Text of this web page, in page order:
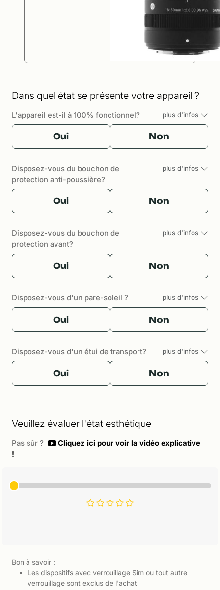
Dans quel état se présente votre appareil ?
L'appareil est-il à 100% fonctionnel? plus d'infos
Oui Non
Disposez-vous du bouchon de
protection anti-poussière?
plus d'infos
Oui Non
Disposez-vous du bouchon de
protection avant?
plus d'infos
Oui Non
Disposez-vous d'un pare-soleil ? plus d'infos
Oui Non
Disposez-vous d'un étui de transport? plus d'infos
Oui Non
Veuillez évaluer l'état esthétique
Pas sûr ?
Cliquez ici pour voir la vidéo explicative
!
Bon à savoir :
Les dispositifs avec verrouillage Sim ou tout autre
verrouillage sont exclus de l'achat.